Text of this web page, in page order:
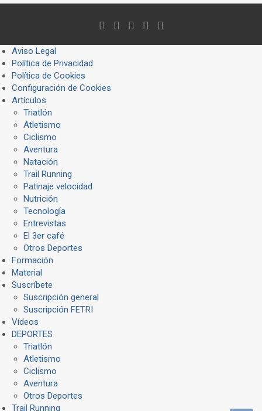
Aviso Legal
Política de Privacidad
Política de Cookies
Configuración de Cookies
Artículos
Triatlón
Atletismo
Ciclismo
Aventura
Natación
Trail Running
Patinaje velocidad
Nutrición
Tecnología
Entrevistas
El 3er café
Otros Deportes
Formación
Material
Suscríbete
Suscripción general
Suscripción FETRI
Vídeos
DEPORTES
Triatlón
Atletismo
Ciclismo
Aventura
Otros Deportes
Trail Running